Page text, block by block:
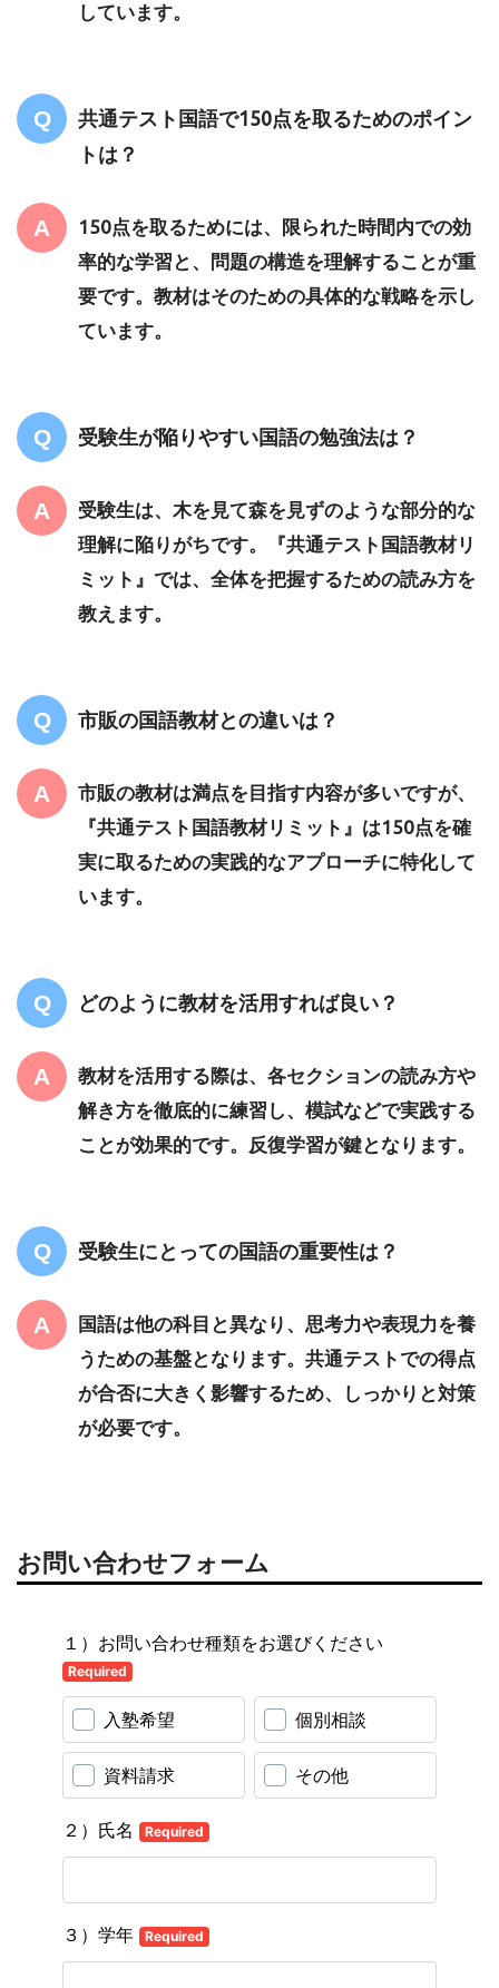
しています。
共通テスト国語で150点を取るためのポイン
トは？
150点を取るためには、限られた時間内での効
率的な学習と、問題の構造を理解することが重
要です。教材はそのための具体的な戦略を示し
ています。
受験生が陥りやすい国語の勉強法は？
受験生は、木を見て森を見ずのような部分的な
理解に陥りがちです。『共通テスト国語教材リ
ミット』では、全体を把握するための読み方を
教えます。
市販の国語教材との違いは？
市販の教材は満点を目指す内容が多いですが、
『共通テスト国語教材リミット』は150点を確
実に取るための実践的なアプローチに特化して
います。
どのように教材を活用すれば良い？
教材を活用する際は、各セクションの読み方や
解き方を徹底的に練習し、模試などで実践する
ことが効果的です。反復学習が鍵となります。
受験生にとっての国語の重要性は？
国語は他の科目と異なり、思考力や表現力を養
うための基盤となります。共通テストでの得点
が合否に大きく影響するため、しっかりと対策
が必要です。
お問い合わせフォーム